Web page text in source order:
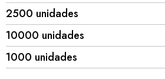
2500 unidades
10000 unidades
1000 unidades